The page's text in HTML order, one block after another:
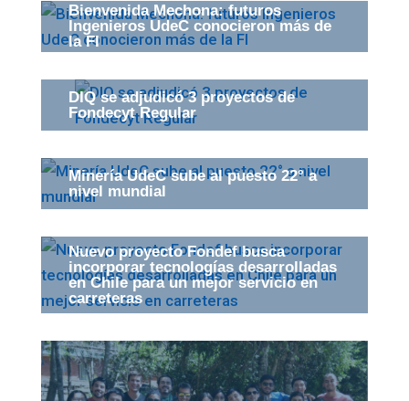
Bienvenida Mechona: futuros
Ingenieros UdeC conocieron más de
la FI
DIQ se adjudicó 3 proyectos de
Fondecyt Regular
Minería UdeC sube al puesto 22° a
nivel mundial
Nuevo proyecto Fondef busca
incorporar tecnologías desarrolladas
en Chile para un mejor servicio en
carreteras